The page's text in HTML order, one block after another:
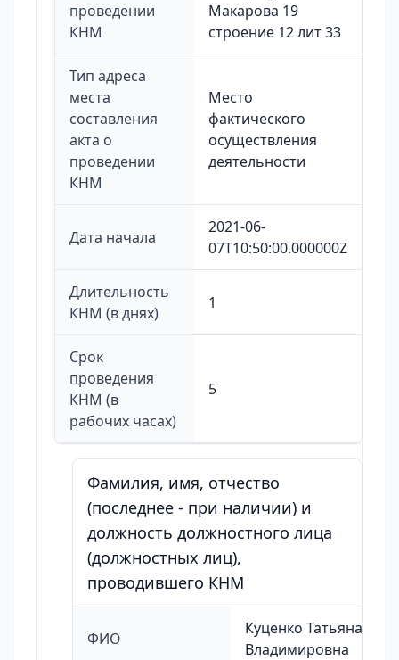
проведении
КНМ
Макарова 19
строение 12 лит 33
Тип адреса
места
составления
акта о
проведении
КНМ
Место
фактического
осуществления
деятельности
Дата начала
2021-06-
07T10:50:00.000000Z
Длительность
КНМ (в днях)
1
Срок
проведения
КНМ (в
рабочих часах)
5
Фамилия, имя, отчество
(последнее - при наличии) и
должность должностного лица
(должностных лиц),
проводившего КНМ
ФИО
Куценко Татьяна
Владимировна